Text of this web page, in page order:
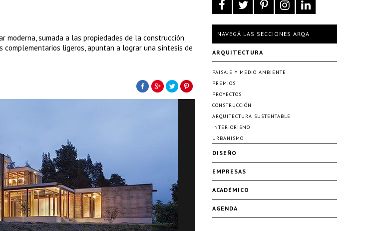
sumada a las propiedades de la construcción
ligeros, apuntan a lograr una síntesis de
NAVEGÁ LAS SECCIONES ARQA
ARQUITECTURA
PAISAJE Y MEDIO AMBIENTE
PREMIOS
PROYECTOS
CONSTRUCCIÓN
ARQUITECTURA SUSTENTABLE
INTERIORISMO
URBANISMO
DISEÑO
EMPRESAS
ACADÉMICO
AGENDA